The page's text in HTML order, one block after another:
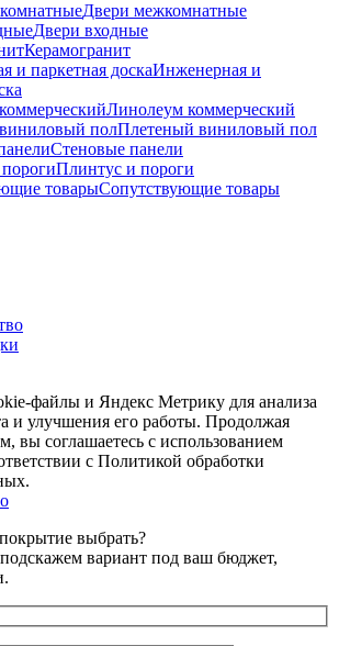
Двери межкомнатные
Двери входные
Керамогранит
Инженерная и
Линолеум коммерческий
Плетеный виниловый пол
Стеновые панели
Плинтус и пороги
Сопутствующие товары
файлы и Яндекс Метрику для анализа
и улучшения его работы. Продолжая
вы соглашаетесь с использованием
с Политикой обработки
выбрать?
вариант под ваш бюджет,